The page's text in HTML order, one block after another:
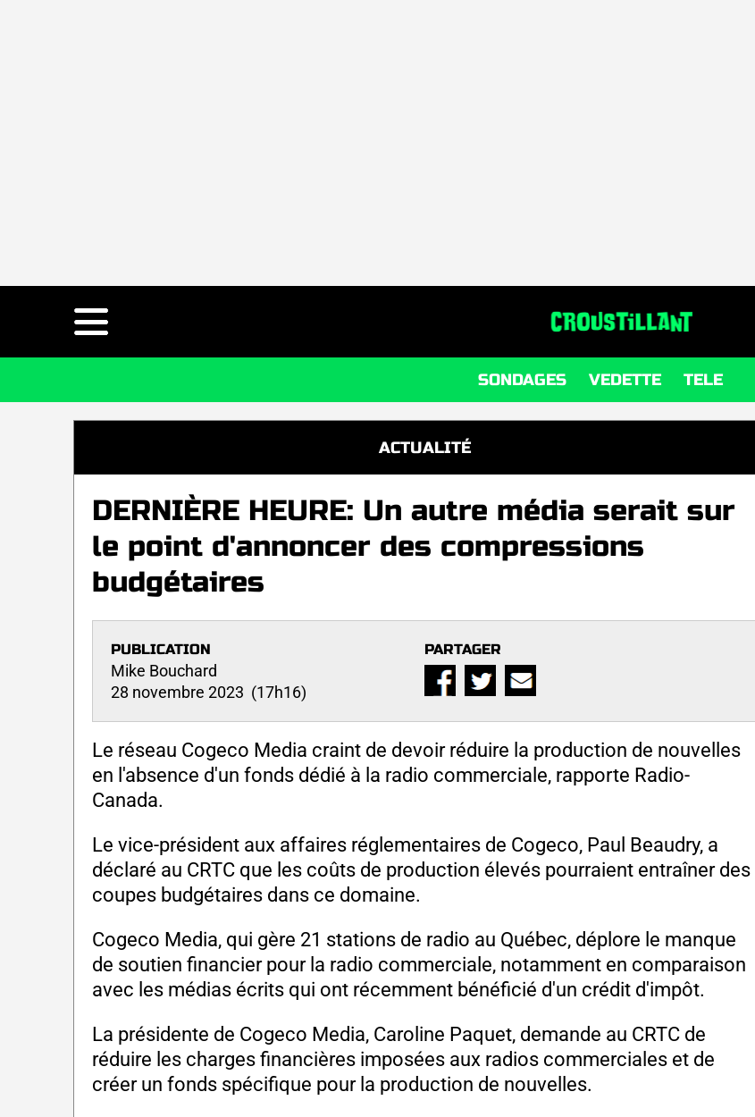
SONDAGES VEDETTE TELE
ACTUALITÉ
DERNIÈRE HEURE: Un autre média serait sur
le point d'annoncer des compressions
budgétaires
PUBLICATION
Mike Bouchard
28 novembre 2023 (17h16)
PARTAGER
Le réseau Cogeco Media craint de devoir réduire la production de nouvelles
en l'absence d'un fonds dédié à la radio commerciale, rapporte Radio-
Canada.
Le vice-président aux affaires réglementaires de Cogeco, Paul Beaudry, a
déclaré au CRTC que les coûts de production élevés pourraient entraîner des
coupes budgétaires dans ce domaine.
Cogeco Media, qui gère 21 stations de radio au Québec, déplore le manque
de soutien financier pour la radio commerciale, notamment en comparaison
avec les médias écrits qui ont récemment bénéficié d'un crédit d'impôt.
La présidente de Cogeco Media, Caroline Paquet, demande au CRTC de
réduire les charges financières imposées aux radios commerciales et de
créer un fonds spécifique pour la production de nouvelles.